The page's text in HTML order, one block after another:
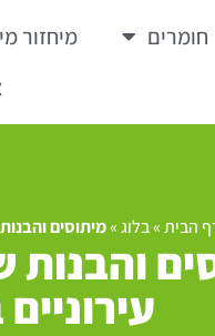
חומרים מיחזור
הבית»בלוג»מיתוסים
והבנות